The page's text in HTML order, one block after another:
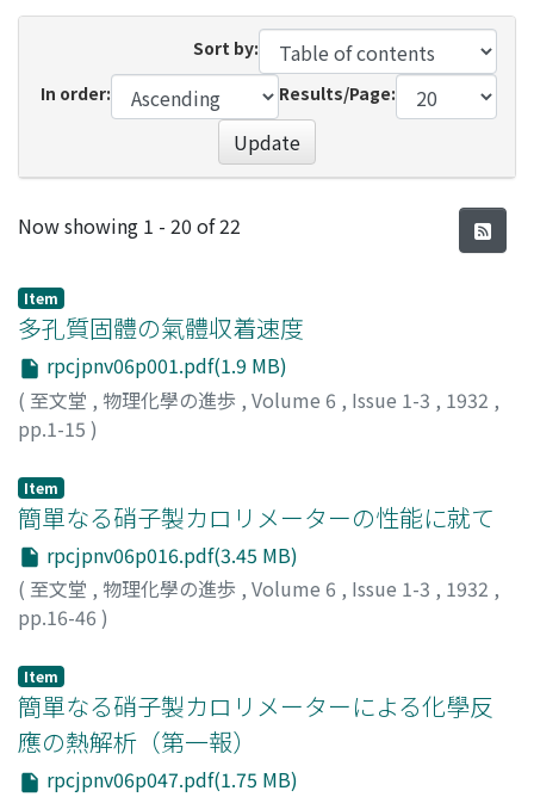
Sort by:
In order:
Results/Page:
Update
Recent Submissions
Now showing 1 - 20 of 22
Item
多孔質固體の氣體収着速度
rpcjpnv06p001.pdf(1.9 MB)
( 至文堂 , 物理化學の進歩 , Volume 6 , Issue 1-3 , 1932 ,
pp.1-15 )
ブロウ
Item
簡單なる硝子製カロリメーターの性能に就て
rpcjpnv06p016.pdf(3.45 MB)
( 至文堂 , 物理化學の進歩 , Volume 6 , Issue 1-3 , 1932 ,
pp.16-46 )
チItem
簡單なる硝子製カロリメーターによる化學反
應の熱解析（第一報）
rpcjpnv06p047.pdf(1.75 MB)